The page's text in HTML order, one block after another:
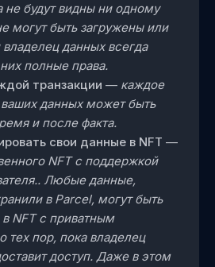
не будут видны ни одному
могут быть загружены или
данных всегда
полные права.
транзакции— каждое
данных может быть
и после факта.
свои данные в NFT—
NFT с поддержкой
Любые данные,
в Parcel, могут быть
NFT с приватным
пор, пока владелец
доступ. Даже в этом